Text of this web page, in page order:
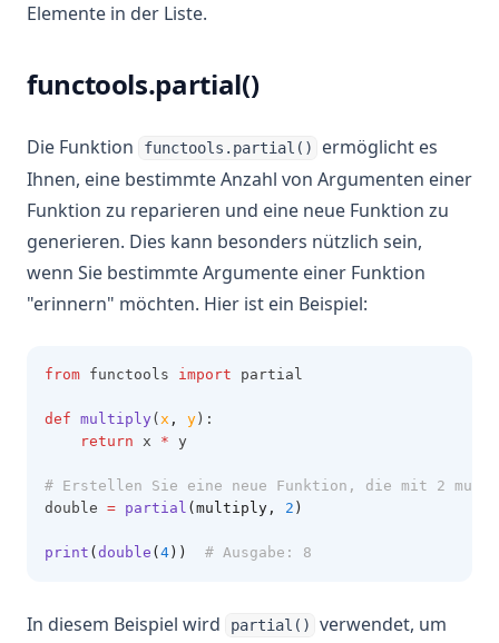
Elemente in der Liste.
functools.partial()
Die Funktion functools.partial()
ermöglicht es
Ihnen, eine bestimmte Anzahl von Argumenten einer
Funktion zu reparieren und eine neue Funktion zu
generieren. Dies kann besonders nützlich sein,
wenn Sie bestimmte Argumente einer Funktion
"erinnern" möchten. Hier ist ein Beispiel:
from functools import partial
def multiply ( x , y ):
return x * y
# Erstellen Sie eine neue Funktion, die mit 2
double = partial (multiply, 2 )
print ( double ( 4 )) # Ausgabe: 8
In diesem Beispiel wird partial()
verwendet, um